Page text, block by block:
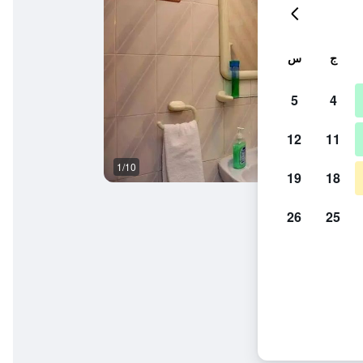
1/10
ج س
4
5
11
12
18
19
25
26